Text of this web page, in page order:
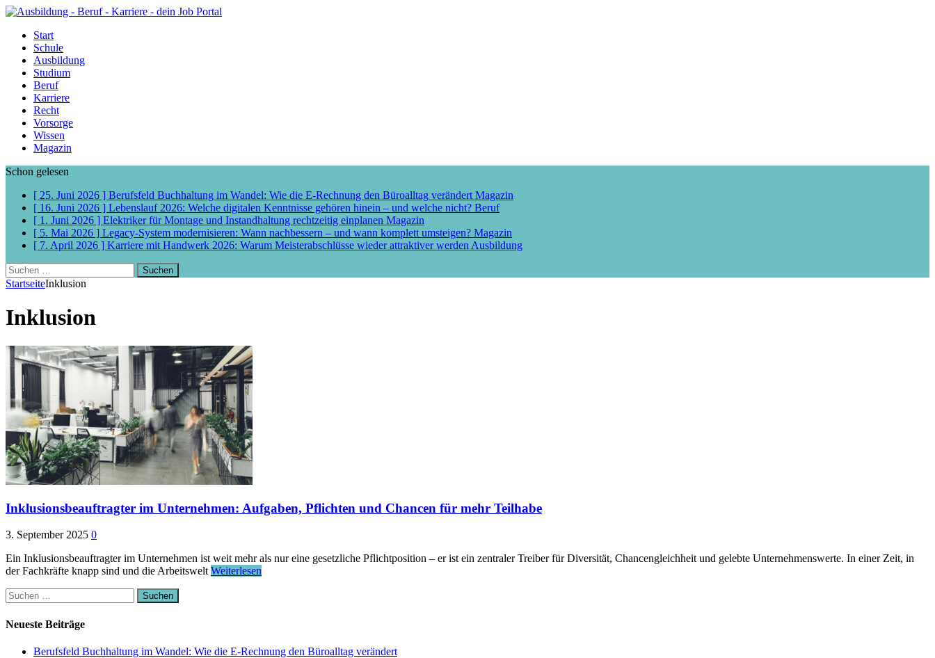
Start
Schule
Ausbildung
Studium
Beruf
Karriere
Recht
Vorsorge
Wissen
Magazin
Schon gelesen
[ 25. Juni 2026 ] Berufsfeld Buchhaltung im Wandel: Wie die E-Rechnung den Büroalltag verändert Magazin
[ 16. Juni 2026 ] Lebenslauf 2026: Welche digitalen Kenntnisse gehören hinein – und welche nicht? Beruf
[ 1. Juni 2026 ] Elektriker für Montage und Instandhaltung rechtzeitig einplanen Magazin
[ 5. Mai 2026 ] Legacy-System modernisieren: Wann nachbessern – und wann komplett umsteigen? Magazin
[ 7. April 2026 ] Karriere mit Handwerk 2026: Warum Meisterabschlüsse wieder attraktiver werden Ausbildung
Suchen
nach:
StartseiteInklusion
Inklusion
Inklusionsbeauftragter im Unternehmen: Aufgaben, Pflichten und Chancen für mehr Teilhabe
3. September 2025 0
Ein Inklusionsbeauftragter im Unternehmen ist weit mehr als nur eine gesetzliche Pflichtposition – er ist ein zentraler Treiber für Diversität, Chancengleichheit und gelebte Unternehmenswerte. In einer Zeit, in
der Fachkräfte knapp sind und die Arbeitswelt Weiterlesen
Suchen
nach:
Neueste Beiträge
Berufsfeld Buchhaltung im Wandel: Wie die E-Rechnung den Büroalltag verändert